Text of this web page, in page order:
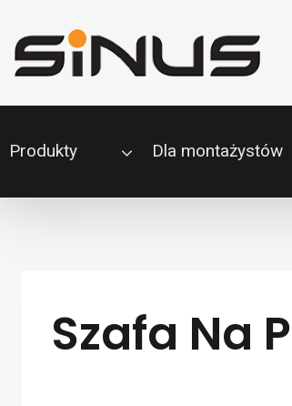
do
treści
Produkty Dla montażystów
Szafa Na